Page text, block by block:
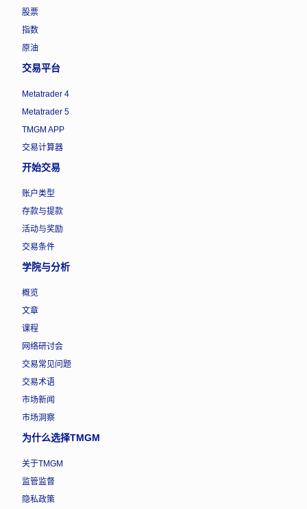
股票
指数
原油
交易平台
Metatrader 4
Metatrader 5
TMGM APP
交易计算器
开始交易
账户类型
存款与提款
活动与奖励
交易条件
学院与分析
概览
文章
课程
网络研讨会
交易常见问题
交易术语
市场新闻
市场洞察
为什么选择TMGM
关于TMGM
监管监督
隐私政策